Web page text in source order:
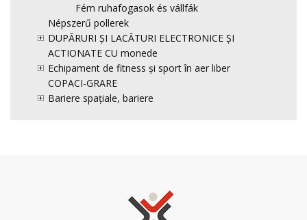
Fém ruhafogasok és vállfák
Népszerű pollerek
DUPĂRURI ȘI LACĂTURI ELECTRONICE ȘI
ACTIONATE CU monede
Echipament de fitness și sport în aer liber
COPACI-GRARE
Bariere spațiale, bariere